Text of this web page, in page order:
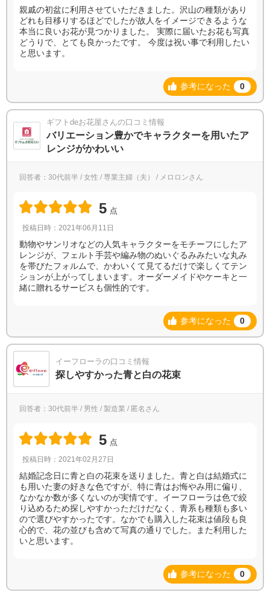
親戚の初盆に利用させていただきました。沢山の種類があり
どれも目移りするほどでしたが故人をイメージできるような
本当に良いお花が見つかりました。 実際に届いたお花も写真
どうりで、とても良かったです。 今度は祝い事で利用したい
と思います。
参考になった 0
ギフトdeお花屋さんの口コミ情報
バリエーション豊かでキャラクターを用いたア
レンジがかわいい
回答者：30代前半 / 女性 / 専業主婦（夫） / メロロンさん
5 点
投稿日時：2021年06月11日
動物やサンリオなどの人気キャラクターをモチーフにしたア
レンジが、フェルト手芸や編み物のぬいぐるみみたいな丸み
を帯びたフォルムで、かわいくて見てるだけで楽しくてテン
ションが上がってしまいます。オーダーメイドやケーキと一
緒に贈れるサービスも個性的です。
参考になった 0
イーフローラの口コミ情報
探しやすかった青と白の花束
回答者：30代前半 / 男性 / 製造業 / 匿名さん
5 点
投稿日時：2021年02月27日
結婚記念日に青と白の花束を送りました。青と白は結婚式に
も用いた妻の好きな色ですが、特に青はお悔やみ用に偏り、
なかなか数が多くないのが実情です。イーフローラは色で絞
り込めるため探しやすかっただけだなく、青系も種類も多い
ので選びやすかったです。なかでも購入した花束は値段も良
心的で、花の並びも含めて写真の通りでした。また利用した
いと思います。
参考になった 0